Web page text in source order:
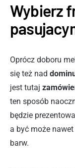
Wybierz
Oprócz doboru
się też nad
jest tutaj
ten sposób
będzie
a być może
barw.